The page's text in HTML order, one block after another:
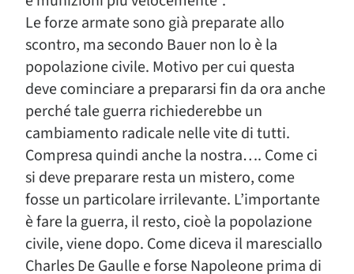
Le forze armate sono già preparate allo
scontro, ma secondo Bauer non lo è la
popolazione civile. Motivo per cui questa
deve cominciare a prepararsi fin da ora anche
perché tale guerra richiederebbe un
cambiamento radicale nelle vite di tutti.
Compresa quindi anche la nostra…. Come ci
si deve preparare resta un mistero, come
fosse un particolare irrilevante. L’importante
è fare la guerra, il resto, cioè la popolazione
civile, viene dopo. Come diceva il maresciallo
Charles De Gaulle e forse Napoleone prima di